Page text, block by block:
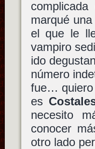
marqué
el que le
vampiro
ido
número
fue… quiero
es
necesito
conocer
otro lado